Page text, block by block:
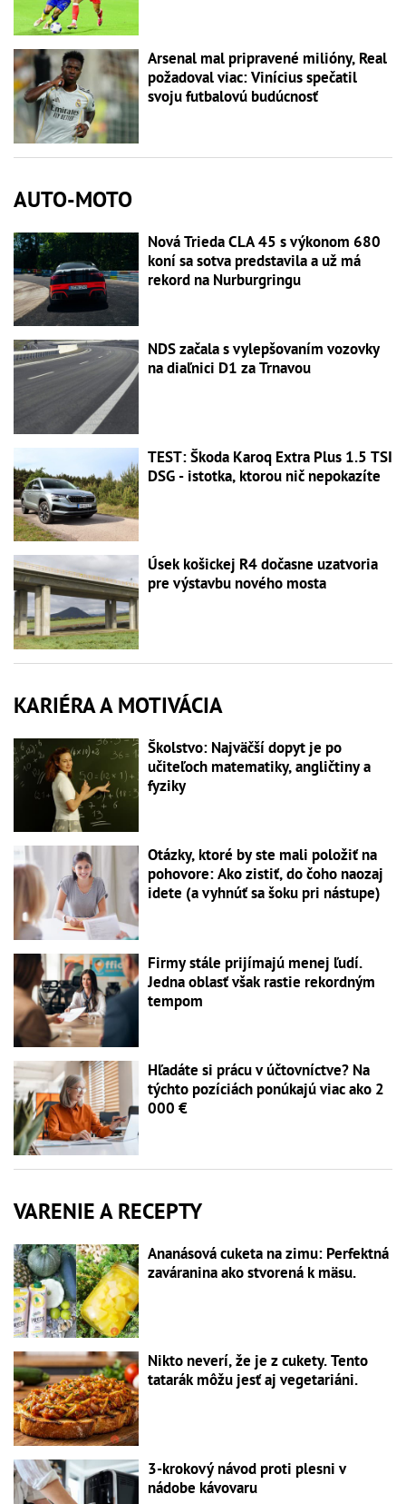
Arsenal mal pripravené milióny, Real
požadoval viac: Vinícius spečatil
svoju futbalovú budúcnosť
AUTO-MOTO
Nová Trieda CLA 45 s výkonom 680
koní sa sotva predstavila a už má
rekord na Nurburgringu
NDS začala s vylepšovaním vozovky
na diaľnici D1 za Trnavou
TEST: Škoda Karoq Extra Plus 1.5 TSI
DSG - istotka, ktorou nič nepokazíte
Úsek košickej R4 dočasne uzatvoria
pre výstavbu nového mosta
KARIÉRA A MOTIVÁCIA
Školstvo: Najväčší dopyt je po
učiteľoch matematiky, angličtiny a
fyziky
Otázky, ktoré by ste mali položiť na
pohovore: Ako zistiť, do čoho naozaj
idete (a vyhnúť sa šoku pri nástupe)
Firmy stále prijímajú menej ľudí.
Jedna oblasť však rastie rekordným
tempom
Hľadáte si prácu v účtovníctve? Na
týchto pozíciách ponúkajú viac ako 2
000 €
VARENIE A RECEPTY
Ananásová cuketa na zimu: Perfektná
zaváranina ako stvorená k mäsu.
Nikto neverí, že je z cukety. Tento
tatarák môžu jesť aj vegetariáni.
3-krokový návod proti plesni v
nádobe kávovaru